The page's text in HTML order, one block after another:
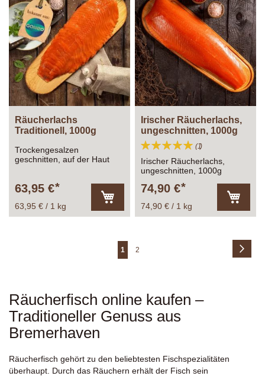
WUNSCHLISTE
HINZUFÜGEN
Räucherlachs
Traditionell, 1000g
Trockengesalzen
geschnitten, auf der Haut
63,95 €
63,95 € / 1 kg
den
Irischer Räucherlachs,
ungeschnitten, 1000g
Bewertung:
1
Irischer Räucherlachs,
ungeschnitten, 1000g
74,90 €
74,90 € / 1 kg
den
Seite
Sie
Seite
1 Seite
2
Räucherfisch online kaufen –
Traditioneller Genuss aus
Bremerhaven
Räucherfisch gehört zu den beliebtesten Fischspezialitäten
überhaupt. Durch das Räuchern erhält der Fisch sein